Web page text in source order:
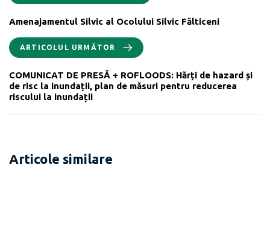
Amenajamentul Silvic al Ocolului Silvic Fălticeni
ARTICOLUL URMĂTOR
COMUNICAT DE PRESĂ + ROFLOODS: Hărți de hazard și
de risc la inundații, plan de măsuri pentru reducerea
riscului la inundații
Articole similare